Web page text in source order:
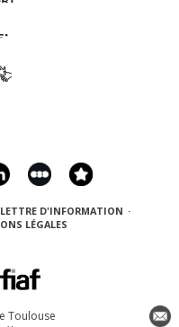
LETTRE D'INFORMATION ·
LÉGALES
Toulouse